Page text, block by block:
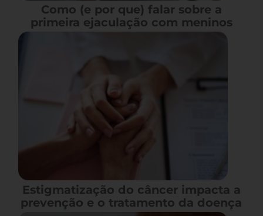
Como (e por que) falar sobre a
primeira ejaculação com meninos
Estigmatização do câncer impacta a
prevenção e o tratamento da doença